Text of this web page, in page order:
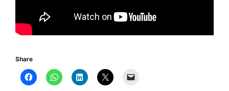
Share